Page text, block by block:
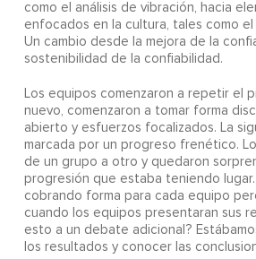
como el análisis de vibración, hacia
enfocados en la cultura, tales como
Un cambio desde la mejora de la
sostenibilidad de la confiabilidad.
Los equipos comenzaron a repetir el
nuevo, comenzaron a tomar forma
abierto y esfuerzos focalizados. La
marcada por un progreso frenético.
de un grupo a otro y quedaron
progresión que estaba teniendo
cobrando forma para cada equipo
cuando los equipos presentaran sus
esto a un debate adicional?
los resultados y conocer las